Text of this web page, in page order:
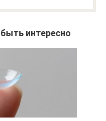
интересно